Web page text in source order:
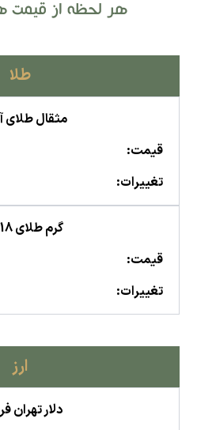
هر لحظه از قیمت
طلا
مثقال طلای
قیمت:
تغییرات:
گرم طلای 18 عیار
قیمت:
تغییرات:
ارز
دلار تهران